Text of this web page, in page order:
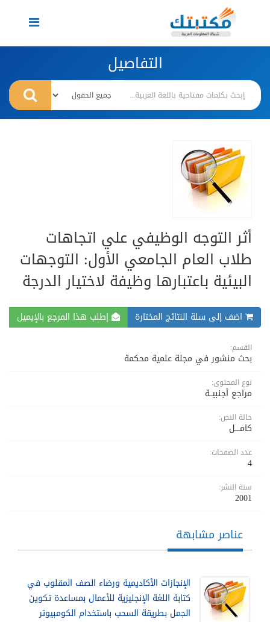
Toggle
navigation
التفاصيل
أثر التوجه الوظيفي علي اتجاهات
طلاب العام الجامعي الأول: التوجهات
البيئية باعتبارها وظيفة لاختيار الدرجة
اضف إلى سلة النتائج المختارة إطلب هذا المرجع بالإيميل
القسم:
بحث منشور في مجلة علمية محكمة
نوع المحتوى:
مراجع أجنبيــة
حالة النص:
كامــــل
عدد الصفحات:
4
سنة النشر:
2001
عناصر مشابهة
الإنجازات الأكاديمية ورضاء الصف المقلوب في
كتابة اللغة الإنجليزية للأعمال بمساعدة تكوين
الجمل بطريقة السحب باستخدام الكومبيوتر